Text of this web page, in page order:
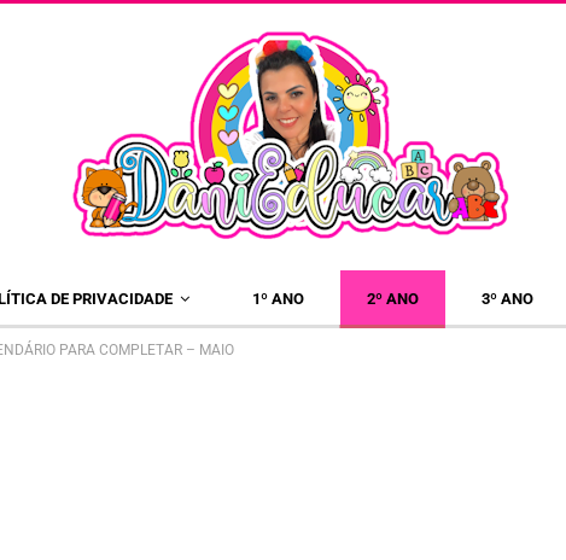
DE PRIVACIDADE 1º ANO 2º ANO 3º ANO
PARA COMPLETAR – MAIO